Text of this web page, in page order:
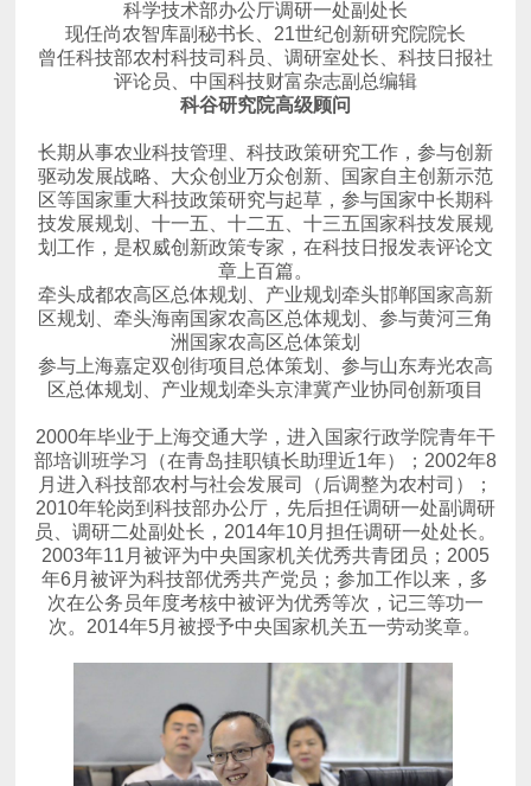
科学技术部办公厅调研一处副处长
现任尚农智库副秘书长、21世纪创新研究院院长
评论员、中国科技财富杂志副总编辑
科谷研究院高级顾问
章上百篇。
牵头成都农高区总体规划、产业规划
区规划、 牵头海南国家农高区总体规划、
洲国家农高区总体策划
参与上海嘉定双创街项目总体策划、
区总体规划、产业规划 牵头京津冀产业协同创新项目
员、调研二处副处长，2014年10月担任调研一处处长。
次。2014年5月被授予中央国家机关五一劳动奖章。